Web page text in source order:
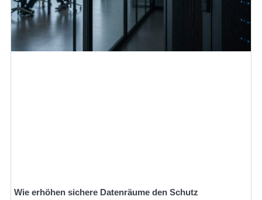
Wie erhöhen sichere Datenräume den Schutz